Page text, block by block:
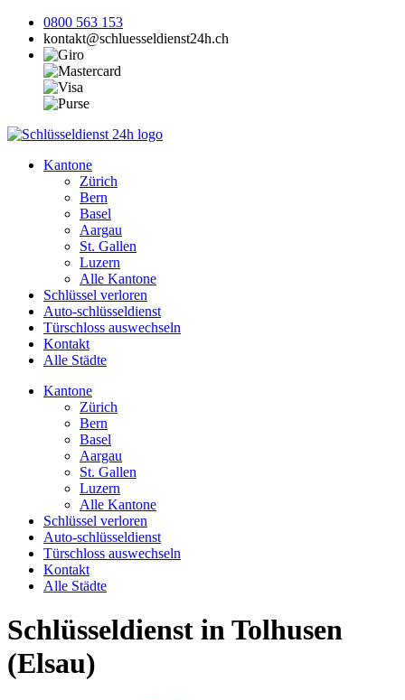
0800 563 153
kontakt@schluesseldienst24h.ch
Kantone
Zürich
Bern
Basel
Aargau
St. Gallen
Luzern
Alle Kantone
Schlüssel verloren
Auto-schlüsseldienst
Türschloss auswechseln
Kontakt
Alle Städte
Kantone
Zürich
Bern
Basel
Aargau
St. Gallen
Luzern
Alle Kantone
Schlüssel verloren
Auto-schlüsseldienst
Türschloss auswechseln
Kontakt
Alle Städte
Schlüsseldienst in Tolhusen
(Elsau)